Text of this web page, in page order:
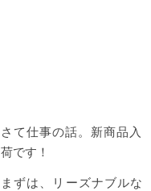
さて仕事の話。新商品入
荷です！
まずは、リーズナブルな